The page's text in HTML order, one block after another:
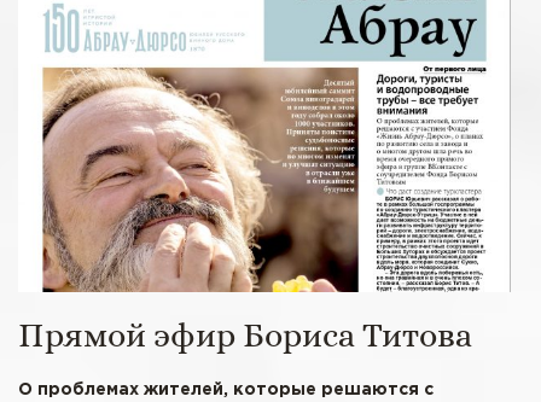
Прямой эфир Бориса Титова
О проблемах жителей, которые решаются с